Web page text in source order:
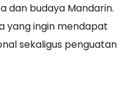
dan budaya Mandarin.
yang ingin mendapat
sekaligus penguatan